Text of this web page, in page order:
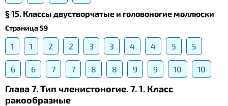
§ 15. Классы двустворчатые и головоногие моллюски
Страница 59
1 1 2 2 3 3 4 4 5 5
6 6 7 7 8 8 9 9 10 10
Глава 7. Тип членистоногие. 7. 1. Класс
ракообразные